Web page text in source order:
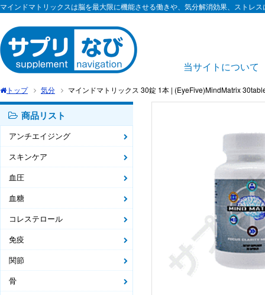
マインドマトリックスは脳を最大限に機能させる働きや、気分解消効果、ストレ
当サイトについて
トップ 気分 マインドマトリックス 30錠 1本 | (EyeFive)MindMatrix
商品リスト
アンチエイジング
スキンケア
血圧
血糖
コレステロール
免疫
関節
骨